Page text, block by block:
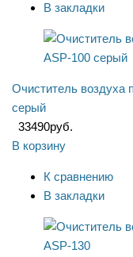
В закладки
Очиститель воздуха
серый
33490руб.
В корзину
К сравнению
В закладки